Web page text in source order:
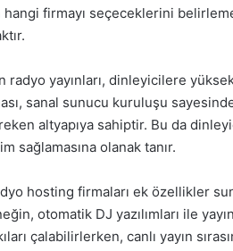
hangi firmayı seçeceklerini
radyo yayınları, dinleyicilere
sanal sunucu kuruluşu
altyapıya sahiptir. Bu da
sağlamasına olanak tanır.
hosting firmaları ek özellikler
otomatik DJ yazılımları ile
çalabilirlerken, canlı yayın